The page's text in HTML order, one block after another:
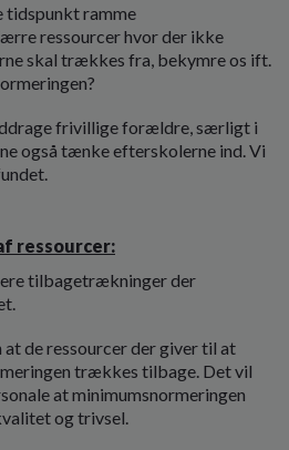
tidspunkt ramme
ressourcer hvor der ikke
skal trækkes fra, bekymre os ift.
frivillige forældre, særligt i
også tænke efterskolerne ind. Vi
ressourcer:
tilbagetrækninger der
de ressourcer der giver til at
trækkes tilbage. Det vil
at minimumsnormeringen
og trivsel.